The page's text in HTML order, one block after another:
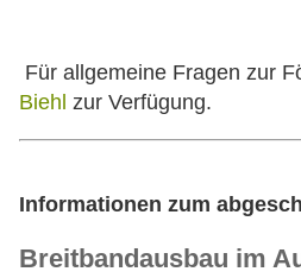
Für allgemeine Fragen zur
Biehl zur Verfügung.
Informationen zum
Breitbandausbau im